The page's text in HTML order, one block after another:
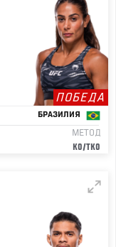
ПОБЕДА
БРАЗИЛИЯ
МЕТОД
KO/TKO